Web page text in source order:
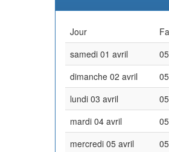
Jour
samedi 01 avril
dimanche 02 avril
lundi 03 avril
mardi 04 avril
mercredi 05 avril